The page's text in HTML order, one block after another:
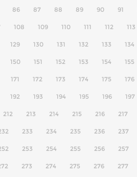
86 87 88 89 90 91
108 109 110 111 112 113
129 130 131 132 133 134
150 151 152 153 154 155
171 172 173 174 175 176
192 193 194 195 196 197
212 213 214 215 216 217
233 234 235 236 237
253 254 255 256 257
273 274 275 276 277